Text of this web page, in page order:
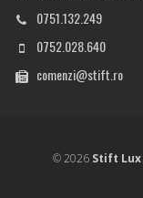
0751.132.249
0752.028.640
comenzi@stift.ro
© 2026 Stift Lux